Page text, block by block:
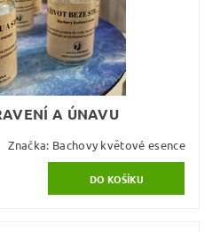
A ÚNAVU
Značka: Bachovy květové esence